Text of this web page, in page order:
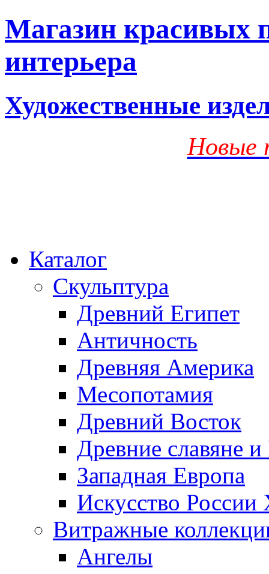
Магазин красивых
интерьера
Художественные
Новые
Каталог
Скульптура
Древний Египет
Античность
Древняя Америка
Месопотамия
Древний Восток
Древние славяне и
Западная Европа
Искусство
Витражные
Ангелы